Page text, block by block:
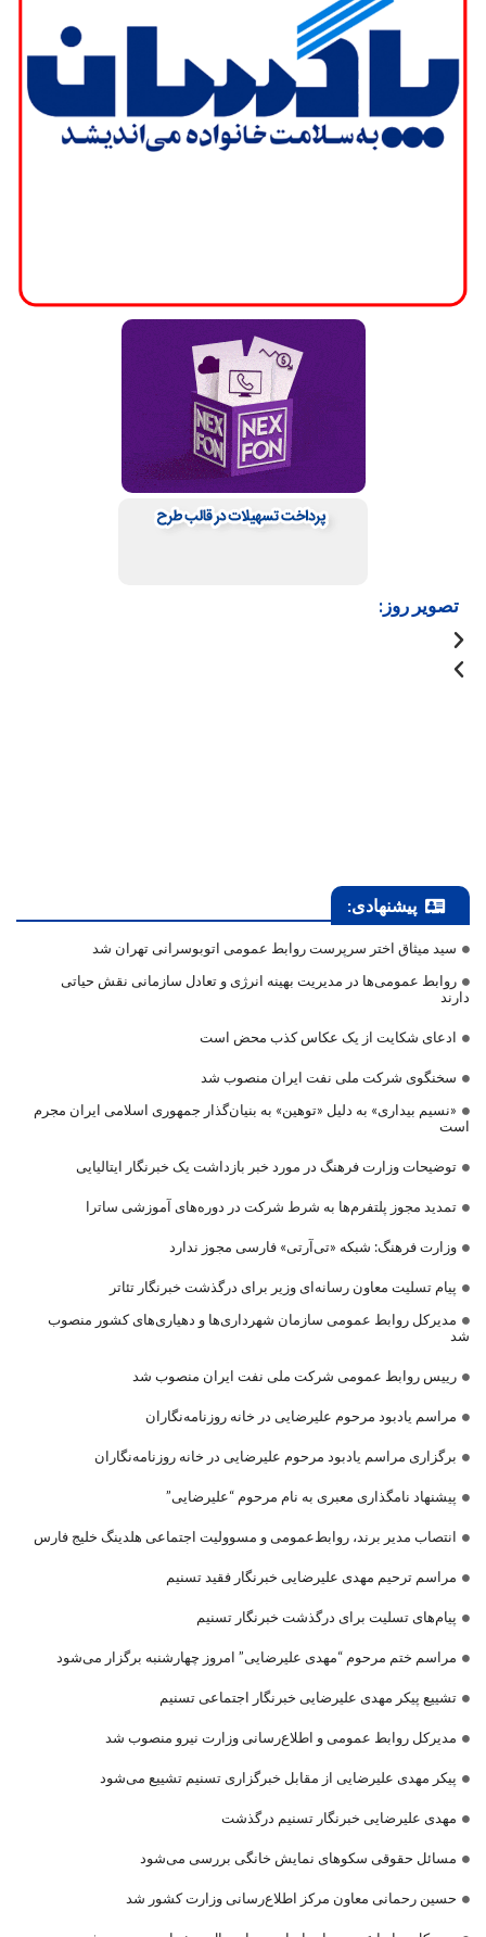
تصویر روز:
پیشنهادی:
سید میثاق اختر سرپرست روابط عمومی اتوبوسرانی تهران شد
روابط عمومی‌ها در مدیریت بهینه انرژی و تعادل سازمانی نقش حیاتی
دارند
ادعای شکایت از یک عکاس کذب محض است
سخنگوی شرکت ملی نفت ایران منصوب شد
«نسیم بیداری» به دلیل «توهین» به بنیان‌گذار جمهوری اسلامی ایران مجرم
است
توضیحات وزارت فرهنگ در مورد خبر بازداشت یک خبرنگار ایتالیایی
تمدید مجوز پلتفرم‌ها به شرط شرکت در دوره‌های آموزشی ساترا
وزارت فرهنگ: شبکه «تی‌آرتی» فارسی مجوز ندارد
پیام تسلیت معاون رسانه‌ای وزیر برای درگذشت خبرنگار تئاتر
مدیرکل روابط عمومی سازمان شهرداری‌ها و دهیاری‌های کشور منصوب
شد
رییس روابط عمومی شرکت ملی نفت ایران منصوب شد
مراسم یادبود مرحوم علیرضایی در خانه روزنامه‌نگاران
برگزاری مراسم یادبود مرحوم علیرضایی در خانه روزنامه‌نگاران
پیشنهاد نامگذاری معبری به نام مرحوم “علیرضایی”
انتصاب مدیر برند، روابط‌عمومی و مسوولیت اجتماعی هلدینگ خلیج فارس
مراسم ترحیم مهدی علیرضایی خبرنگار فقید تسنیم
پیام‌های تسلیت برای درگذشت خبرنگار تسنیم
مراسم ختم مرحوم “مهدی علیرضایی” امروز چهارشنبه برگزار می‌شود
تشییع پیکر مهدی علیرضایی خبرنگار اجتماعی تسنیم
مدیرکل روابط عمومی و اطلاع‌رسانی وزارت نیرو منصوب شد
پیکر مهدی علیرضایی از مقابل خبرگزاری تسنیم تشییع می‌شود
مهدی علیرضایی خبرنگار تسنیم درگذشت
مسائل حقوقی سکوهای نمایش خانگی بررسی می‌شود
حسین رحمانی معاون مرکز اطلاع‌رسانی وزارت کشور شد